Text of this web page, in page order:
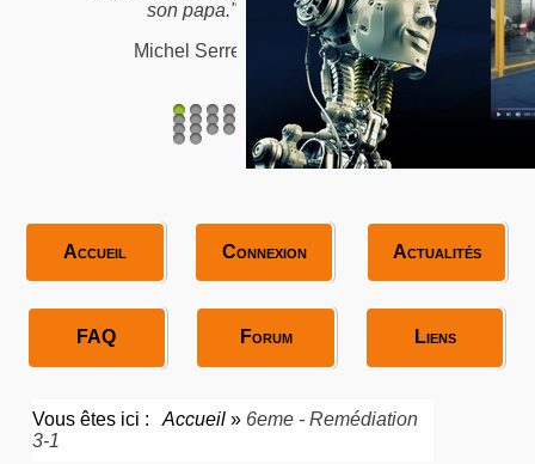
Antoine de St-Exupéry
1 2 3 4
6 7 8 9 10
1112 15
Accueil Connexion Actualités
FAQ Forum Liens
Vous êtes ici : Accueil » 6eme - Remédiation
3-1